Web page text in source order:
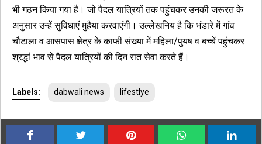
भी गठन किया गया है। जो पैदल यात्रियों तक पहुंचकर उनकी जरूरत के
अनुसार उन्हें सुविधाएं मुहैया करवाएंगी। उल्लेखनिय है कि भंडारे में गांव
चौटाला व आसपास क्षेत्र के काफी संख्या में महिला/पुयष व बच्चें पहुंचकर
श्रद्धां भाव से पैदल यात्रियों की दिन रात सेवा करते हैं।
Labels: dabwali news lifestlye